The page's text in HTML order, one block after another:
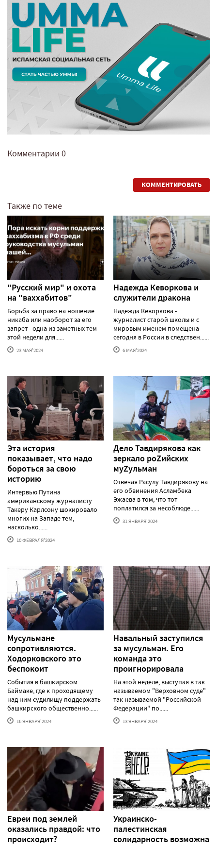
Комментарии 0
КОММЕНТИРОВАТЬ
Также по теме
"Русский мир" и охота
на "ваххабитов"
Борьба за право на ношение
никаба или наоборот за его
запрет - одна из заметных тем
этой недели для......
23 МАЯ'2024
Надежда Кеворкова и
служители дракона
Надежда Кеворкова -
журналист старой школы и с
мировым именем помещена
сегодня в России в следствен......
6 МАЯ'2024
Эта история
показывает, что надо
бороться за свою
историю
Интервью Путина
американскому журналисту
Такеру Карлсону шокировало
многих на Западе тем,
насколько......
10 ФЕВРАЛЯ'2024
Дело Тавдирякова как
зеркало роZийских
муZульман
Отвечая Расулу Тавдирякову на
его обвинения Асламбека
Эжаева в том, что тот
поплатился за несоблюде......
31 ЯНВАРЯ'2024
Мусульмане
сопротивляются.
Ходорковского это
беспокоит
События в башкирском
Баймаке, где к проходящему
над ним судилищу поддержать
башкирского общественно......
16 ЯНВАРЯ'2024
Навальный заступился
за мусульман. Его
команда это
проигнорировала
На этой неделе, выступая в так
называемом "Верховном суде"
так называемой "Российской
Федерации" по......
13 ЯНВАРЯ'2024
Евреи под землей
оказались правдой: что
происходит?
Украинско-
палестинская
солидарность возможна